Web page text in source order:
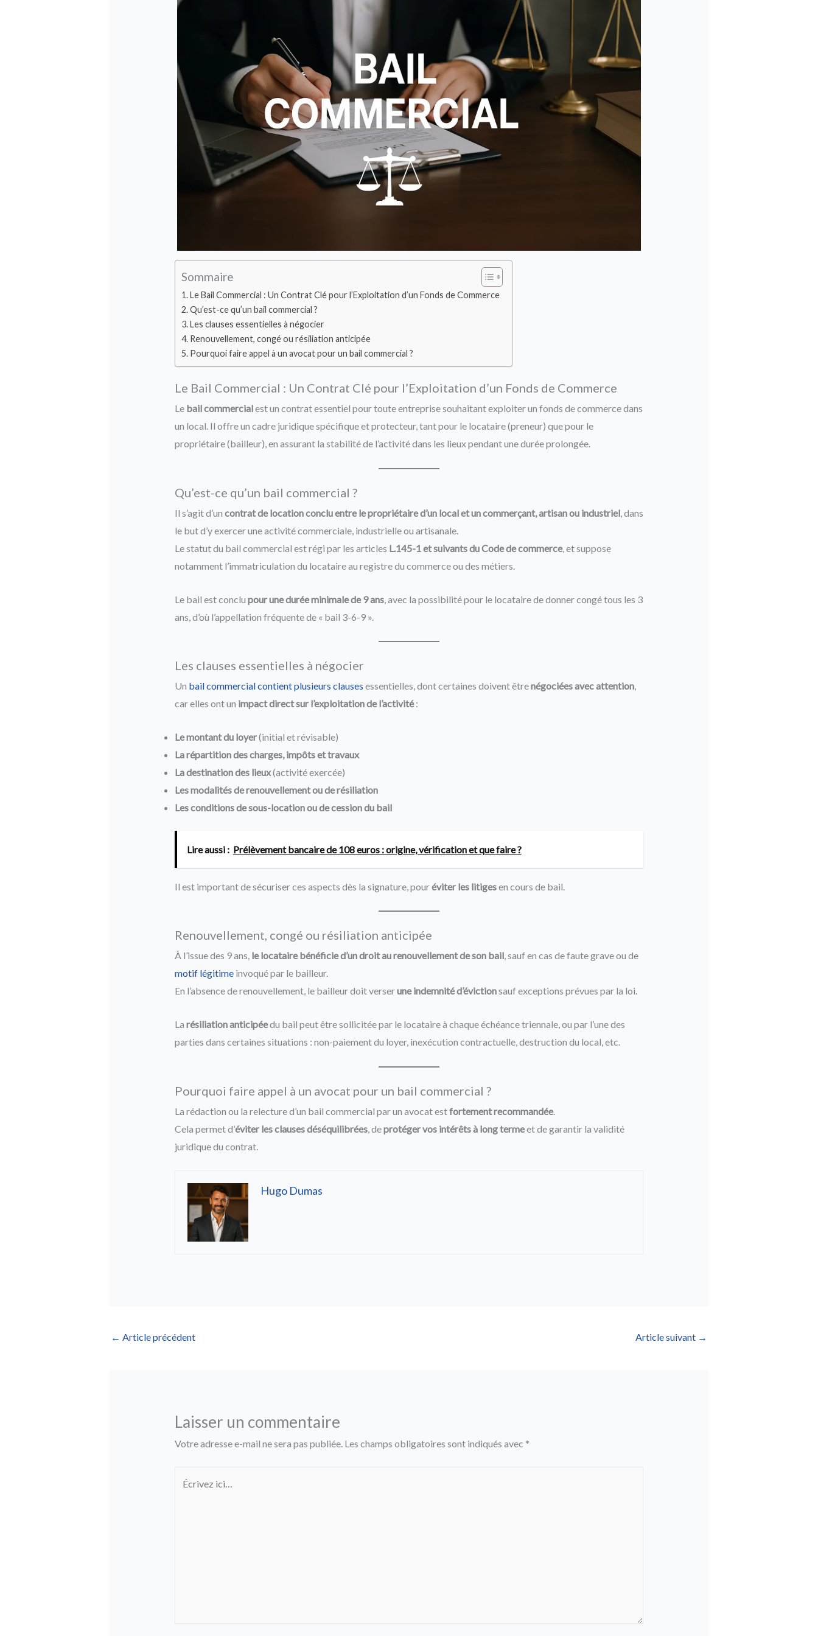
Sommaire
Le Bail Commercial : Un Contrat Clé pour l’Exploitation d’un Fonds de Commerce
Qu’est-ce qu’un bail commercial ?
Les clauses essentielles à négocier
Renouvellement, congé ou résiliation anticipée
Pourquoi faire appel à un avocat pour un bail commercial ?
Le Bail Commercial : Un Contrat Clé pour l’Exploitation d’un Fonds de Commerce
Le bail commercialest un contrat essentiel pour toute entreprise souhaitant exploiter un fonds de commerce dans
un local. Il offre un cadre juridique spécifique et protecteur, tant pour le locataire (preneur) que pour le
propriétaire (bailleur), en assurant la stabilité de l’activité dans les lieux pendant une durée prolongée.
Qu’est-ce qu’un bail commercial ?
Il s’agit d’un contrat de location conclu entre le propriétaire d’un local et un commerçant, artisan ou industriel, dans
le but d’y exercer une activité commerciale, industrielle ou artisanale.
Le statut du bail commercial est régi par les articles L.145-1 et suivants du Code de commerce, et suppose
notamment l’immatriculation du locataire au registre du commerce ou des métiers.
Le bail est conclu pour une durée minimale de 9 ans, avec la possibilité pour le locataire de donner congé tous les 3
ans, d’où l’appellation fréquente de « bail 3-6-9 ».
Les clauses essentielles à négocier
Un bail commercial contient plusieurs clauses essentielles, dont certaines doivent êtrenégociées avec attention,
car elles ont un impact direct sur l’exploitation de l’activité:
Le montant du loyer(initial et révisable)
La répartition des charges, impôts et travaux
La destination des lieux(activité exercée)
Les modalités de renouvellement ou de résiliation
Les conditions de sous-location ou de cession du bail
Lire aussi : Prélèvement bancaire de 108 euros : origine, vérification et que faire ?
Il est important de sécuriser ces aspects dès la signature, pouréviter les litigesen cours de bail.
Renouvellement, congé ou résiliation anticipée
À l’issue des 9 ans, le locataire bénéficie d’un droit au renouvellement de son bail, sauf en cas de faute grave ou de
motif légitimeinvoqué par le bailleur.
En l’absence de renouvellement, le bailleur doit verserune indemnité d’évictionsauf exceptions prévues par la loi.
La résiliation anticipéedu bail peut être sollicitée par le locataire à chaque échéance triennale, ou par l’une des
parties dans certaines situations : non-paiement du loyer, inexécution contractuelle, destruction du local, etc.
Pourquoi faire appel à un avocat pour un bail commercial ?
La rédaction ou la relecture d’un bail commercial par un avocat estfortement recommandée.
Cela permet d’éviter les clauses déséquilibrées, deprotéger vos intérêts à long termeet de garantir la validité
juridique du contrat.
Hugo Dumas
← Article précédent Article suivant →
Laisser un commentaire
Votre adresse e-mail ne sera pas publiée. Les champs obligatoires sont indiqués avec *